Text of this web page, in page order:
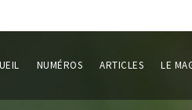
NUMÉROS ARTICLES LE